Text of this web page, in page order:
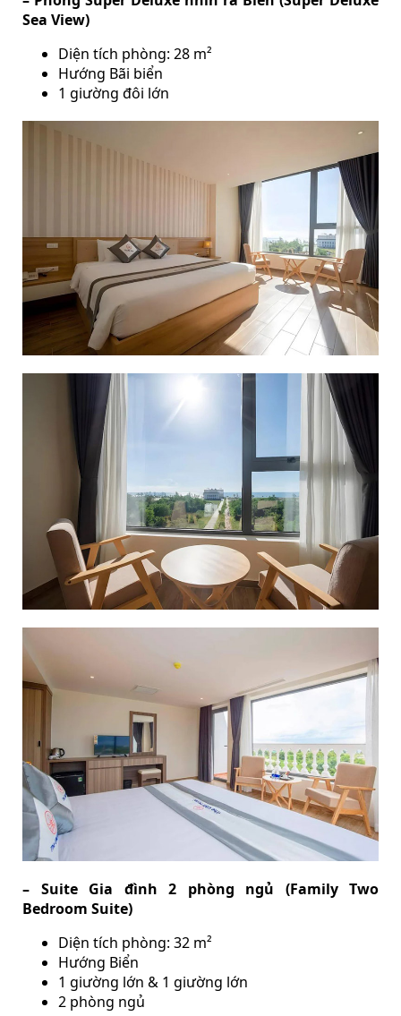
Sea View)
Diện tích phòng: 28 m²
Hướng Bãi biển
1 giường đôi lớn
– Suite Gia đình 2 phòng ngủ (Family Two
Bedroom Suite)
Diện tích phòng: 32 m²
Hướng Biển
1 giường lớn & 1 giường lớn
2 phòng ngủ